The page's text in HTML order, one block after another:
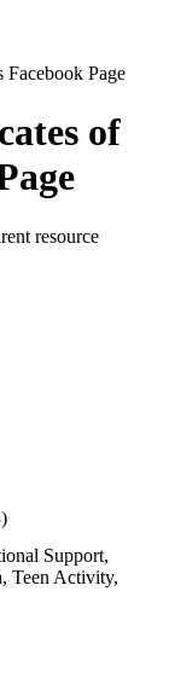
Facebook Page
of
resource
Support,
Teen Activity,